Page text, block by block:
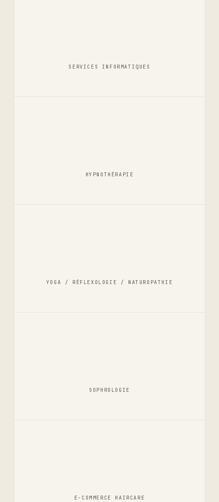
SERVICES INFORMATIQUES
HYPNOTHÉRAPIE
YOGA / RÉFLEXOLOGIE / NATUROPATHIE
SOPHROLOGIE
E-COMMERCE HAIRCARE